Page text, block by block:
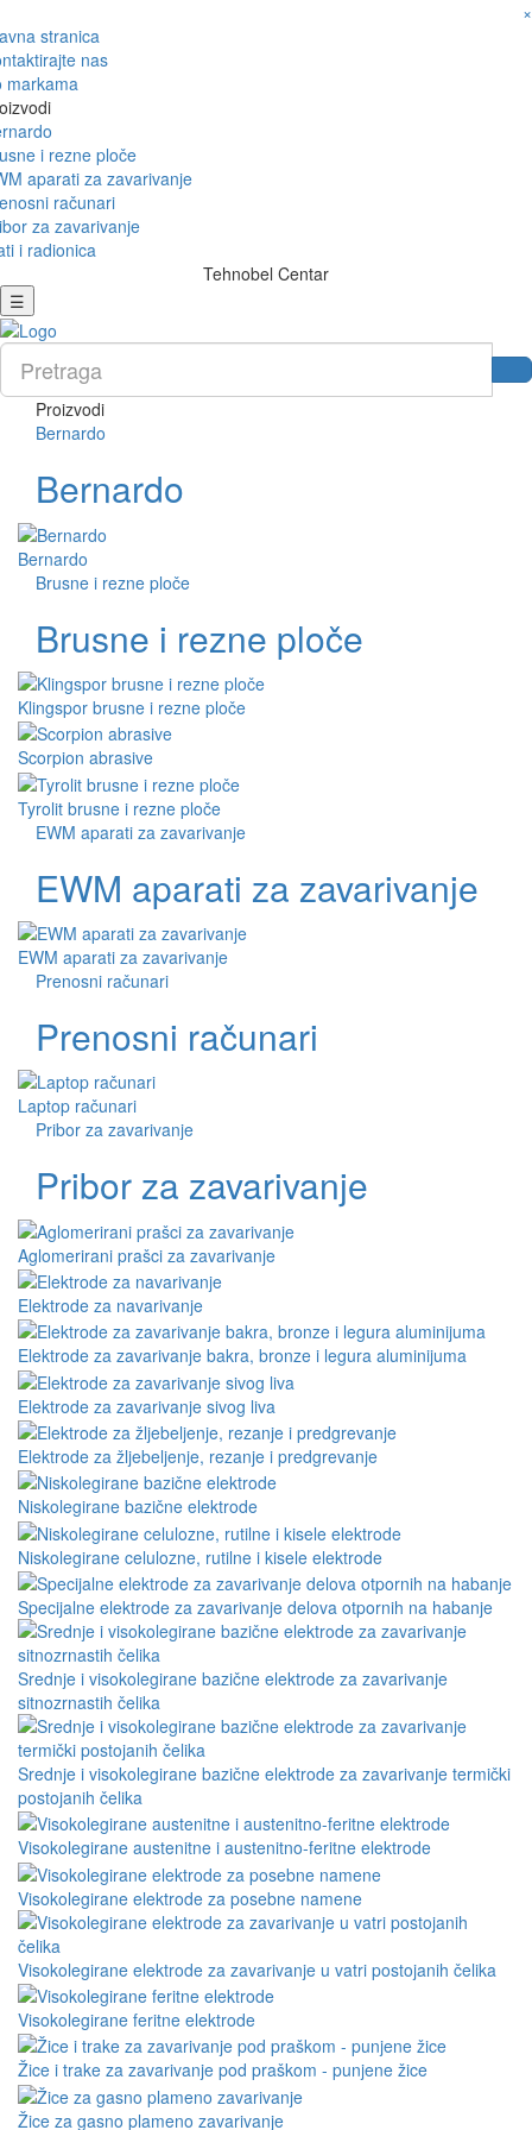
×
stranica
nas
markama
i rezne ploče
aparati za zavarivanje
računari
za zavarivanje
i radionica
Tehnobel Centar
☰
Proizvodi
Bernardo
Bernardo
Bernardo
Brusne i rezne ploče
Brusne i rezne ploče
Klingspor brusne i rezne ploče
Scorpion abrasive
Tyrolit brusne i rezne ploče
EWM aparati za zavarivanje
EWM aparati za zavarivanje
EWM aparati za zavarivanje
Prenosni računari
Prenosni računari
Laptop računari
Pribor za zavarivanje
Pribor za zavarivanje
Aglomerirani prašci za zavarivanje
Elektrode za navarivanje
Elektrode za zavarivanje bakra, bronze i legura aluminijuma
Elektrode za zavarivanje sivog liva
Elektrode za žljebeljenje, rezanje i predgrevanje
Niskolegirane bazične elektrode
Niskolegirane celulozne, rutilne i kisele elektrode
Specijalne elektrode za zavarivanje delova otpornih na habanje
Srednje i visokolegirane bazične elektrode za zavarivanje
sitnozrnastih čelika
Srednje i visokolegirane bazične elektrode za zavarivanje termički
postojanih čelika
Visokolegirane austenitne i austenitno-feritne elektrode
Visokolegirane elektrode za posebne namene
Visokolegirane elektrode za zavarivanje u vatri postojanih čelika
Visokolegirane feritne elektrode
Žice i trake za zavarivanje pod praškom - punjene žice
Žice za gasno plameno zavarivanje